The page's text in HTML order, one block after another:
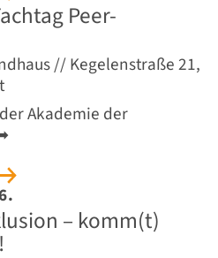
Peer-
// Kegelenstraße 21,
Akademie der
– komm(t)